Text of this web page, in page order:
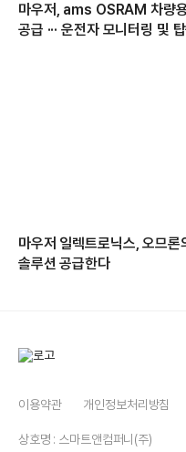
마우저, ams OSRAM 차량
공급 ··· 운전자 모니터링 및
마우저 일렉트로닉스, 오므론
솔루션 공급한다
이용약관 개인정보처리방침
상호명 : 스마트앤컴퍼니(주)